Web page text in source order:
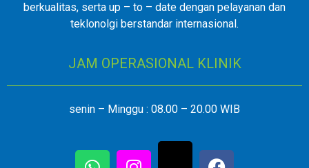
berkualitas, serta up – to – date dengan pelayanan dan
teklonolgi berstandar internasional.
JAM OPERASIONAL KLINIK
senin – Minggu : 08.00 – 20.00 WIB